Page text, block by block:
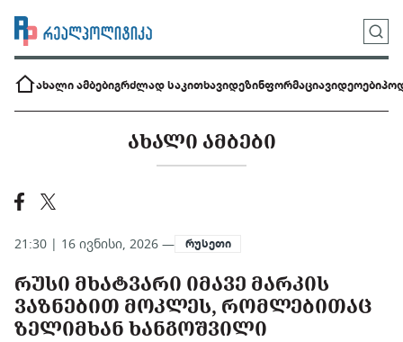
ახალი ამბებიგრძლად საკითხავიდეზინფორმაციავიდეოები
ᲐᲮᲐᲚᲘ ᲐᲛᲑᲔᲑᲘ
21:30 | 16 ივნისი, 2026 — რუსეთი
ᲠᲣᲡᲘ ᲛᲮᲐᲢᲕᲐᲠᲘ ᲘᲛᲐᲕᲔ ᲛᲐᲠᲙᲘᲡ
ᲕᲐᲖᲜᲔᲑᲘᲗ ᲛᲝᲙᲚᲔᲡ, ᲠᲝᲛᲚᲔᲑᲘᲗᲐᲪ
ᲖᲔᲚᲘᲛᲮᲐᲜ ᲮᲐᲜᲒᲝᲨᲕᲘᲚᲘ